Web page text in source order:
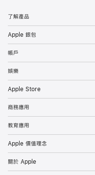
了解產品
Apple 銀包
帳戶
娛樂
Apple Store
商務應用
教育應用
Apple 價值理念
關於 Apple